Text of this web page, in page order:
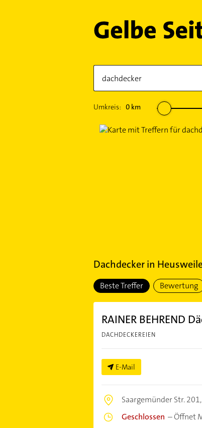
Umkreis: 0km
Dachdeckerin
Beste Treffer Bewertung
RAINER BEHREND
DACHDECKEREIEN
E-Mail
Saargemünder Str. 201,
Geschlossen –Öffnet